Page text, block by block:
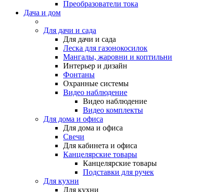
Преобразователи тока
Дача и дом
Для дачи и сада
Для дачи и сада
Леска для газонокосилок
Мангалы, жаровни и коптильни
Интерьер и дизайн
Фонтаны
Охранные системы
Видео наблюдение
Видео наблюдение
Видео комплекты
Для дома и офиса
Для дома и офиса
Свечи
Для кабинета и офиса
Канцелярские товары
Канцелярские товары
Подставки для ручек
Для кухни
Для кухни